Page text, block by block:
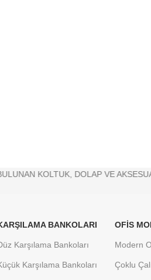
DOLAP VE AKSESUARLAR
BANKOLARI
Karşılama Bankoları
Karşılama Bankoları
OFIS
Modern
Çoklu